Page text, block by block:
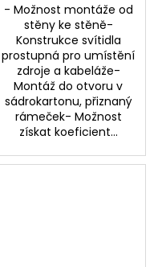
- Možnost montáže od
stěny ke stěně-
Konstrukce svítidla
prostupná pro umístění
zdroje a kabeláže-
Montáž do otvoru v
sádrokartonu, přiznaný
rámeček- Možnost
získat koeficient...